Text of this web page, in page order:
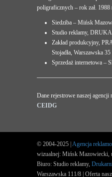
poligraficznych – rok zał. 1988
Siedziba – Mińsk
Studio reklamy,
Zakład produkcyjny,
Stojadła, Warszawska 35
Sprzedaż internetowa
Dane rejestrowe naszej
CEIDG
© 2004-2025 | Agencja
wizualnej: Mińsk Mazowiecki,
Biuro: Studio reklamy,
Warszawska 111/8 | Oferta